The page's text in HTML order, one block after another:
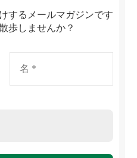
するメールマガジンです
歩しませんか？